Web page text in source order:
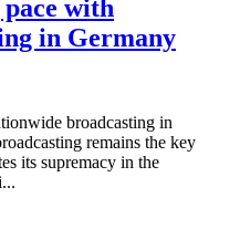
with
in Germany
broadcasting in
remains the key
its supremacy in the